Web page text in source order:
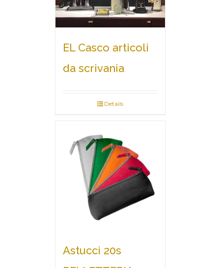
EL Casco articoli
da scrivania
Details
Astucci 20s